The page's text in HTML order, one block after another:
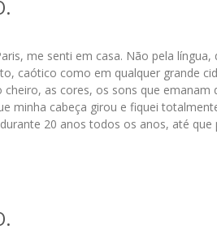
me senti em casa. Não pela língua,
caótico como em qualquer grande
as cores, os sons que emanam
minha cabeça girou e fiquei
20 anos todos os anos, até que